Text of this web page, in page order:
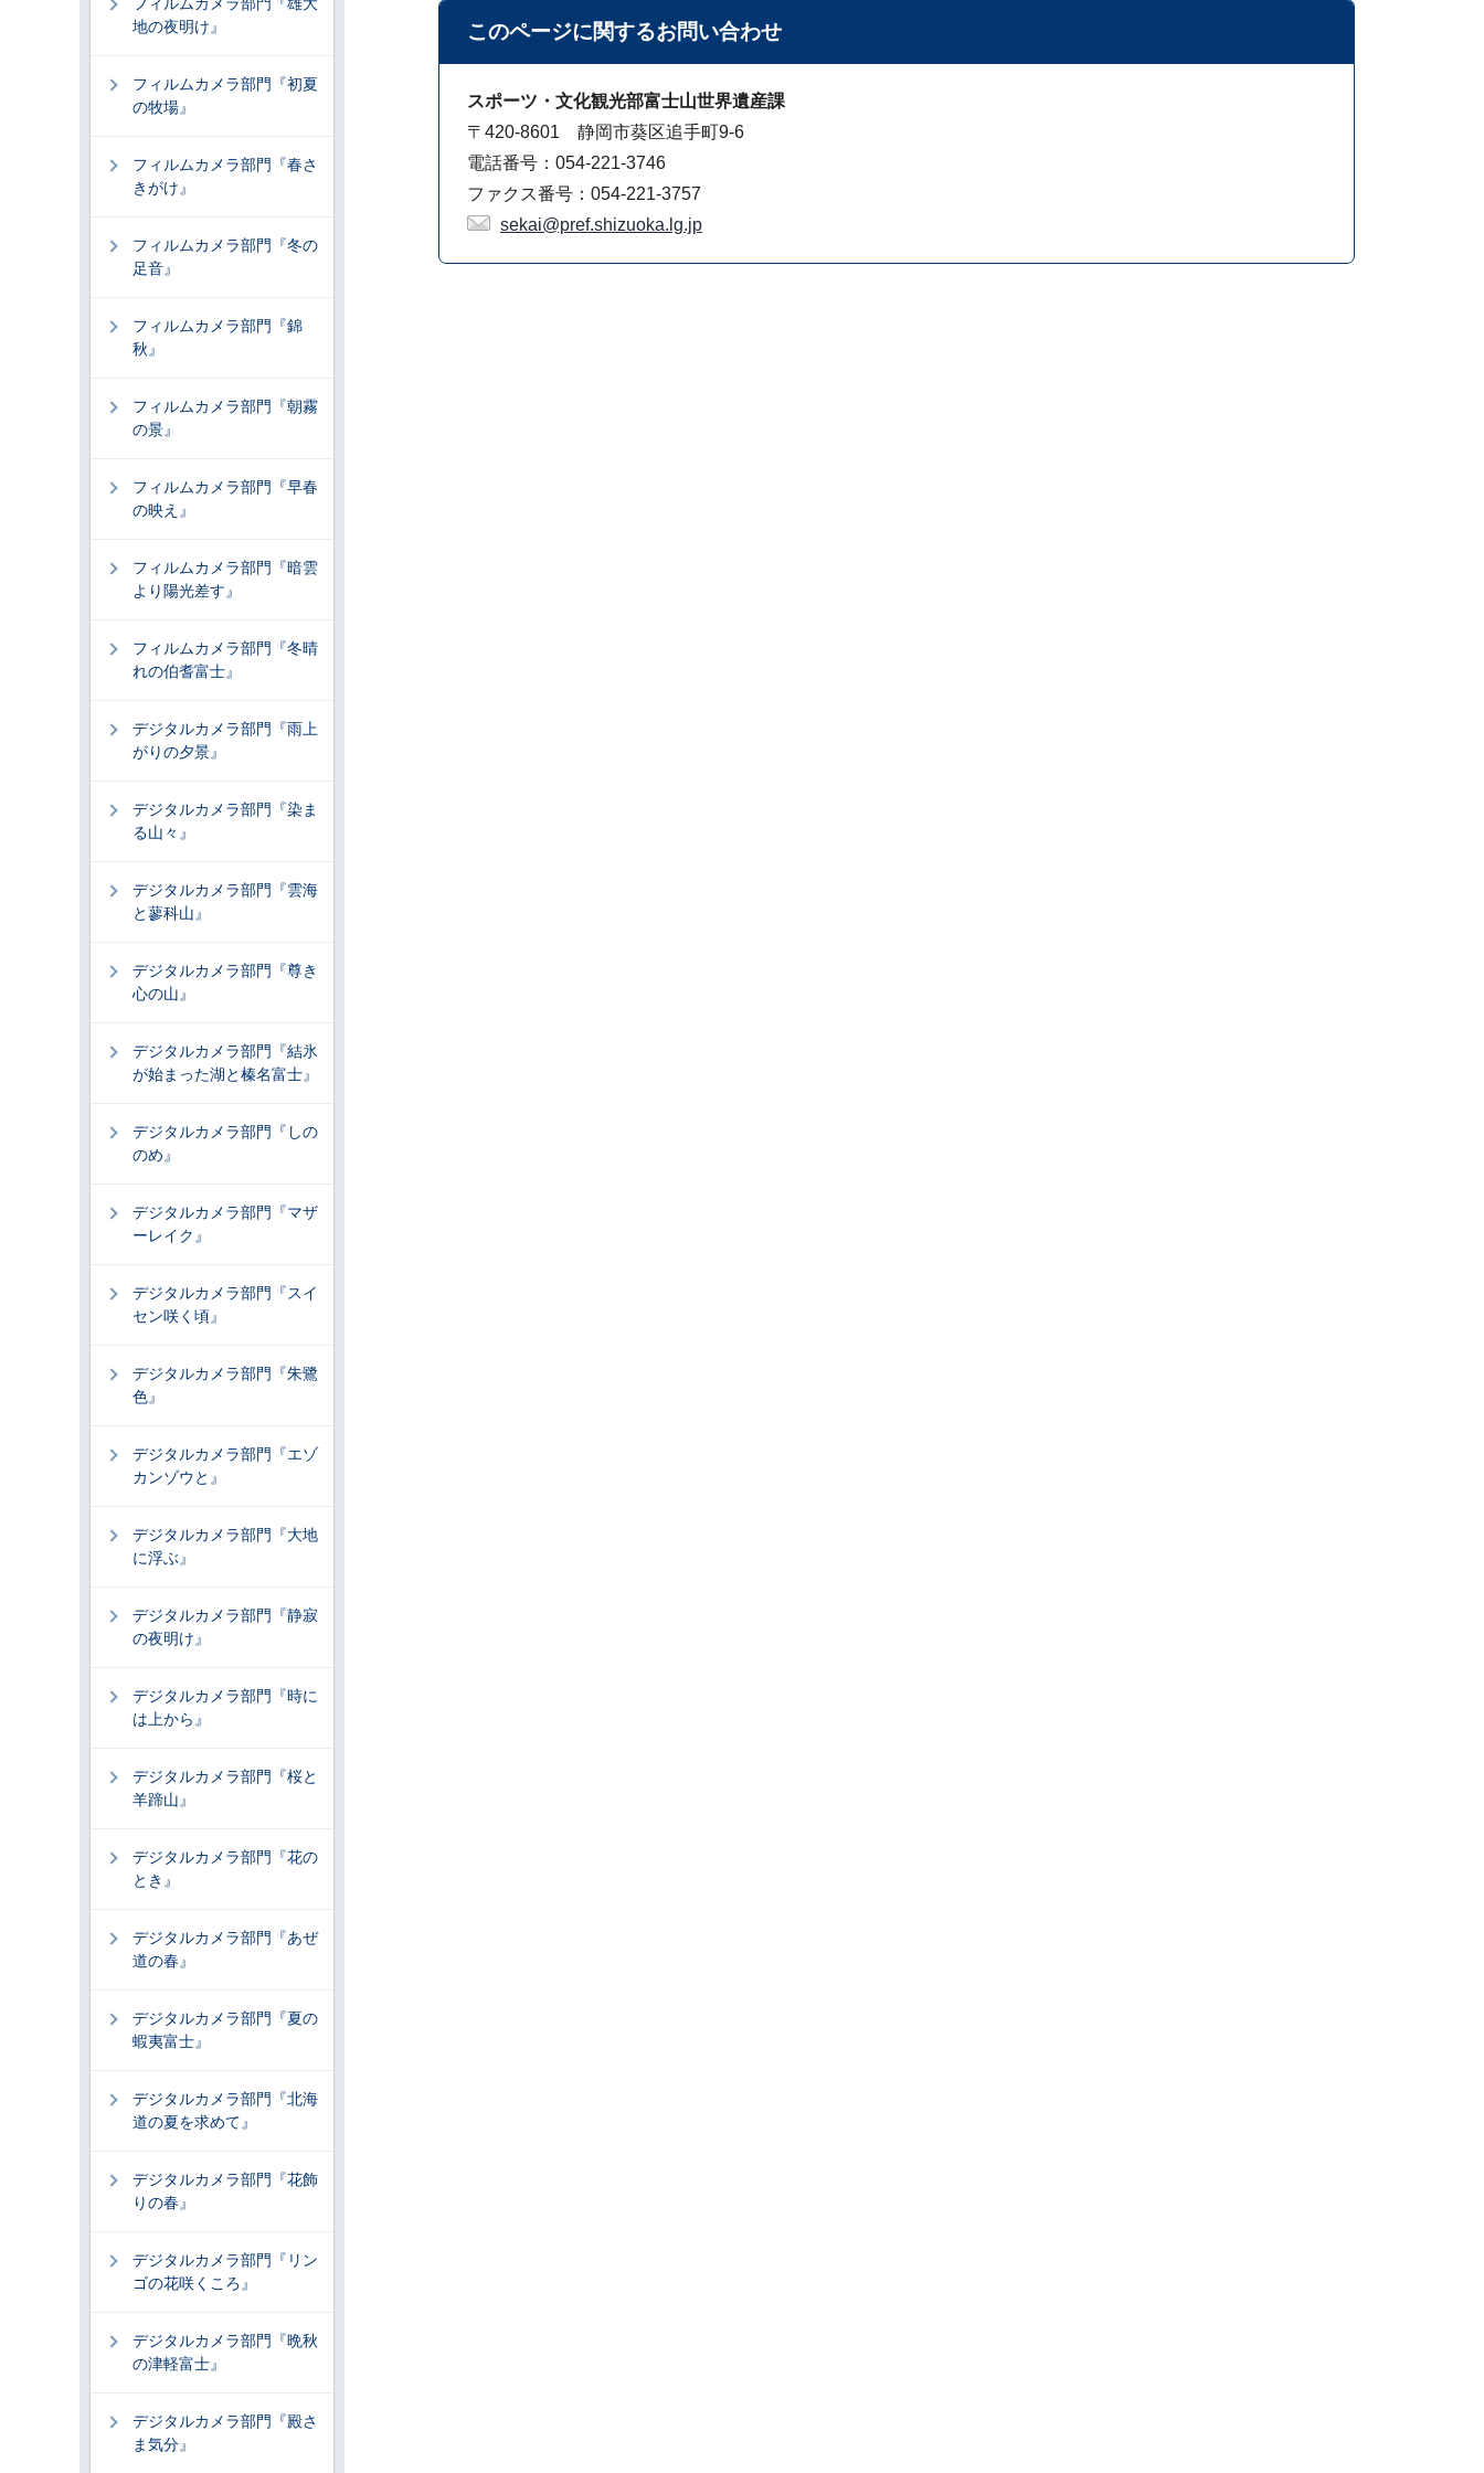
このページに関するお問い合わせ
スポーツ・文化観光部富士山世界遺産課
〒420-8601 静岡市葵区追手町9-6
電話番号：054-221-3746
ファクス番号：054-221-3757
sekai@pref.shizuoka.lg.jp
地の夜明け』
フィルムカメラ部門『初夏
の牧場』
フィルムカメラ部門『春さ
きがけ』
フィルムカメラ部門『冬の
足音』
フィルムカメラ部門『錦
秋』
フィルムカメラ部門『朝霧
の景』
フィルムカメラ部門『早春
の映え』
フィルムカメラ部門『暗雲
より陽光差す』
フィルムカメラ部門『冬晴
れの伯耆富士』
デジタルカメラ部門『雨上
がりの夕景』
デジタルカメラ部門『染ま
る山々』
デジタルカメラ部門『雲海
と蓼科山』
デジタルカメラ部門『尊き
心の山』
デジタルカメラ部門『結氷
が始まった湖と榛名富士』
デジタルカメラ部門『しの
のめ』
デジタルカメラ部門『マザ
ーレイク』
デジタルカメラ部門『スイ
セン咲く頃』
デジタルカメラ部門『朱鷺
色』
デジタルカメラ部門『エゾ
カンゾウと』
デジタルカメラ部門『大地
に浮ぶ』
デジタルカメラ部門『静寂
の夜明け』
デジタルカメラ部門『時に
は上から』
デジタルカメラ部門『桜と
羊蹄山』
デジタルカメラ部門『花の
とき』
デジタルカメラ部門『あぜ
道の春』
デジタルカメラ部門『夏の
蝦夷富士』
デジタルカメラ部門『北海
道の夏を求めて』
デジタルカメラ部門『花飾
りの春』
デジタルカメラ部門『リン
ゴの花咲くころ』
デジタルカメラ部門『晩秋
の津軽富士』
デジタルカメラ部門『殿さ
ま気分』